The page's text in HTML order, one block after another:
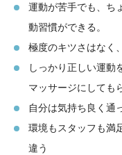
運動が苦手でも、ち
動習慣ができる。
極度のキツさはなく
しっかり正しい運動
マッサージにしても
自分は気持ち良く通
環境もスタッフも満
違う